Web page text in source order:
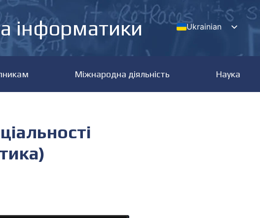
інформатики
Ukrainian
Міжнародна діяльність Наука